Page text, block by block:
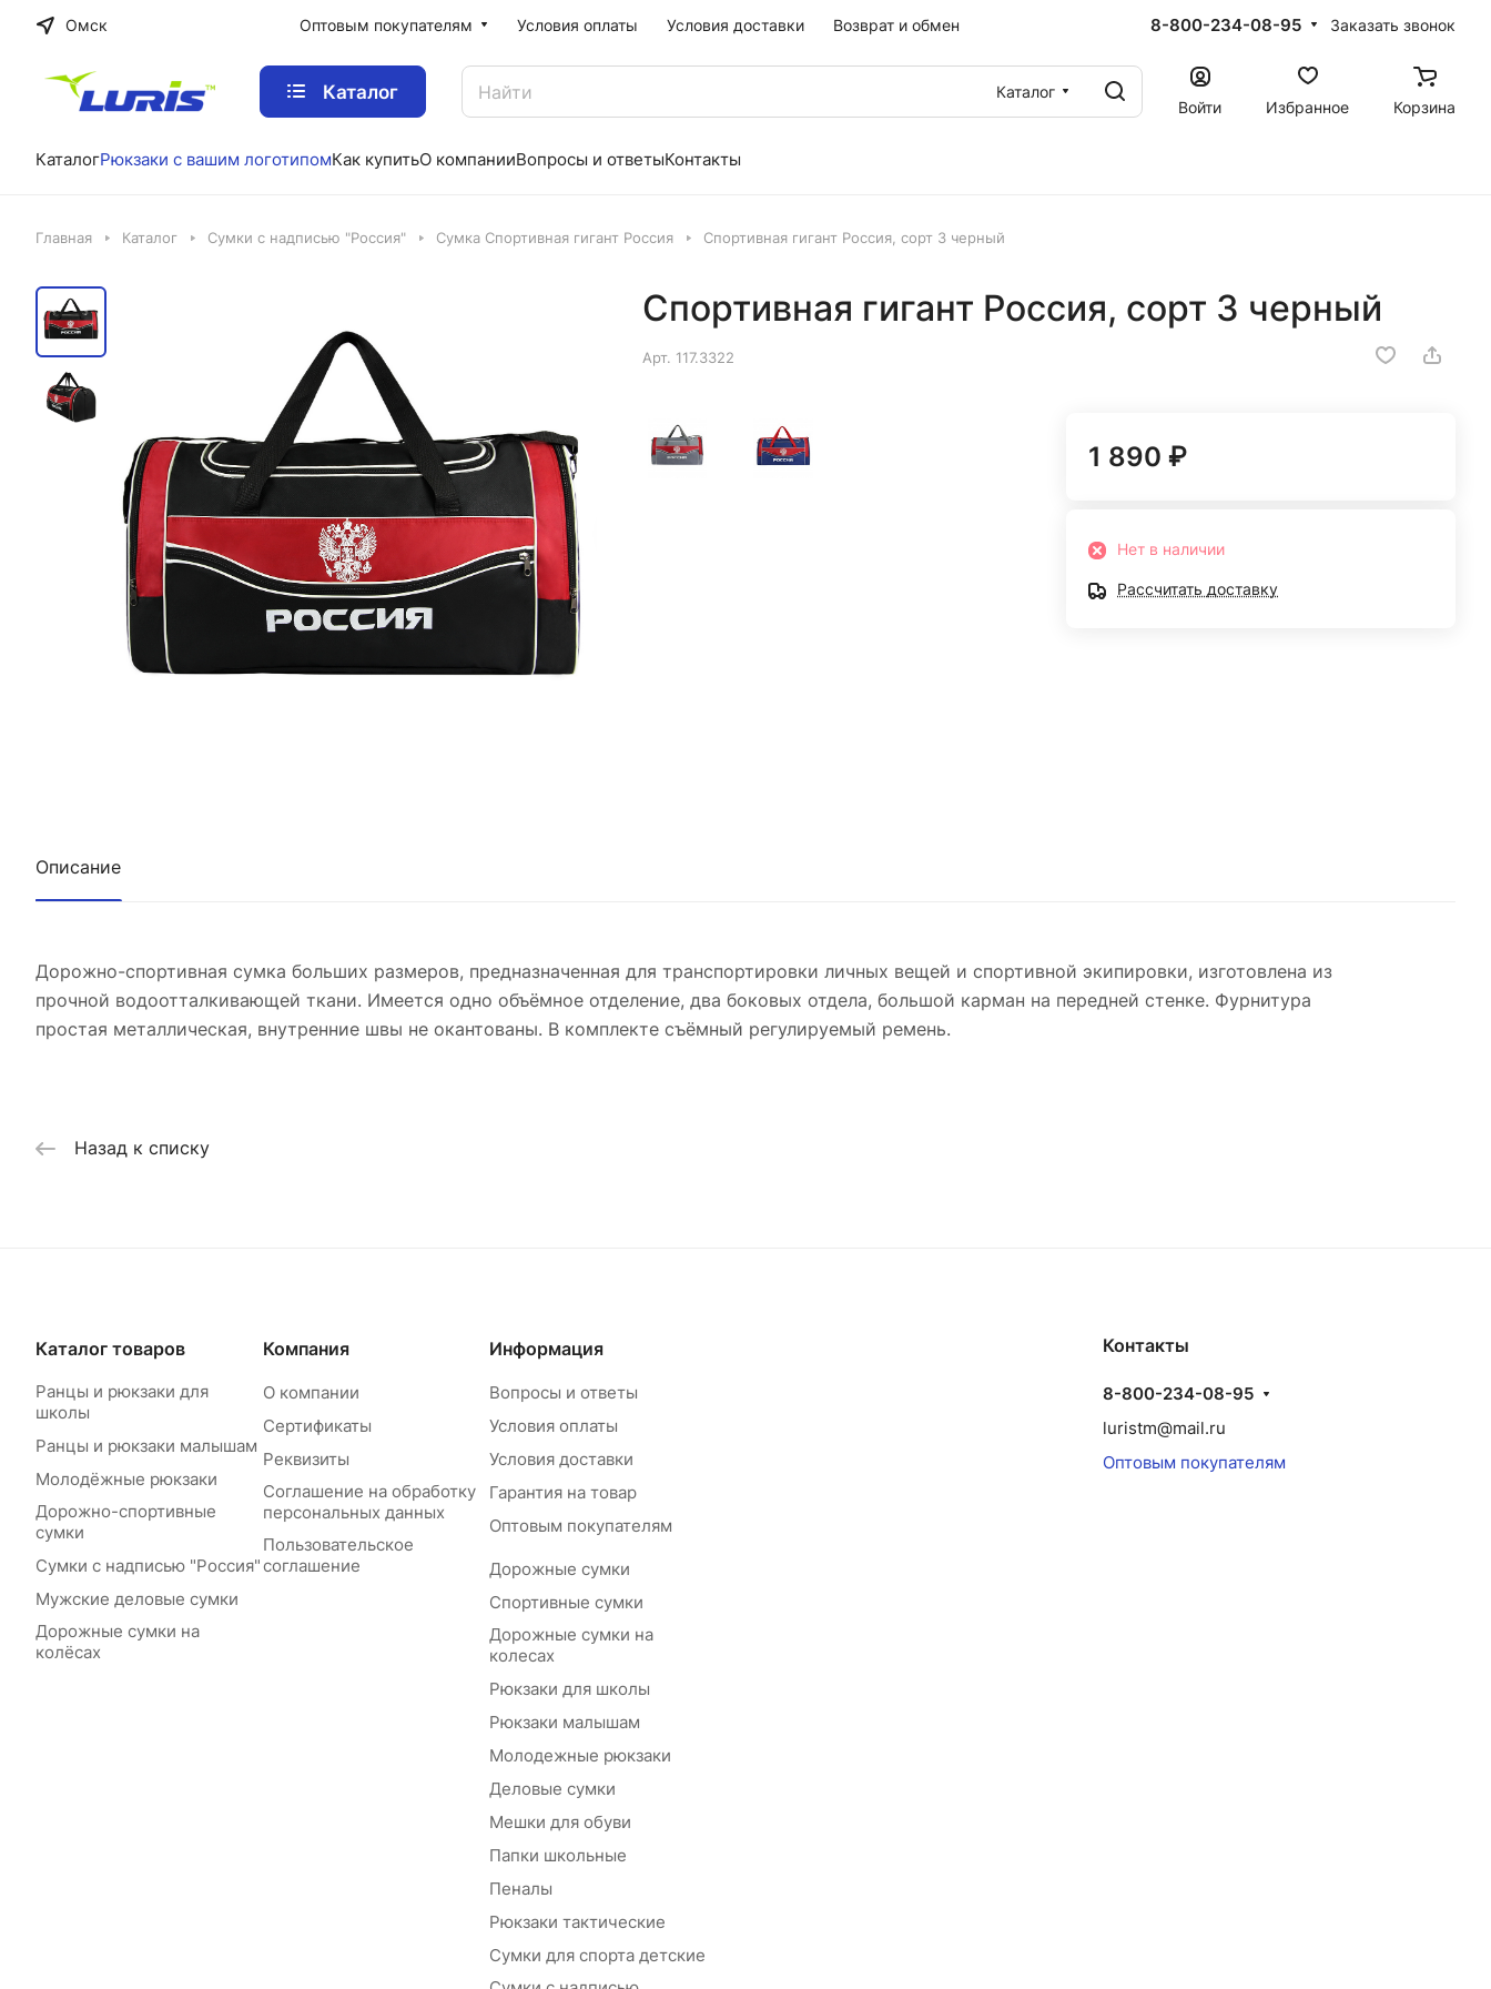
Омск Оптовым покупателям Условия оплаты Условия доставки Возврат и обмен 8-800-234-08-95 Заказать звонок
Каталог
Каталог
Войти
Избранное Корзина
КаталогРюкзаки с вашим логотипомКак купитьО компанииВопросы и ответыКонтакты
Главная Каталог Сумки с надписью "Россия" Сумка Спортивная гигант Россия Спортивная гигант Россия, сорт 3 черный
Спортивная гигант Россия, сорт 3 черный
Арт. 117.3322
1 890 ₽
Нет в наличии
Рассчитать доставку
Описание
Дорожно-спортивная сумка больших размеров, предназначенная для транспортировки личных вещей и спортивной экипировки, изготовлена из
прочной водоотталкивающей ткани. Имеется одно объёмное отделение, два боковых отдела, большой карман на передней стенке. Фурнитура
простая металлическая, внутренние швы не окантованы. В комплекте съёмный регулируемый ремень.
Назад к списку
Каталог товаров
Ранцы и рюкзаки для
школы
Ранцы и рюкзаки малышам
Молодёжные рюкзаки
Дорожно-спортивные
сумки
Сумки с надписью "Россия"
Мужские деловые сумки
Дорожные сумки на
колёсах
Компания
О компании
Сертификаты
Реквизиты
Соглашение на обработку
персональных данных
Пользовательское
соглашение
Информация
Вопросы и ответы
Условия оплаты
Условия доставки
Гарантия на товар
Оптовым покупателям
Дорожные сумки
Спортивные сумки
Дорожные сумки на
колесах
Рюкзаки для школы
Рюкзаки малышам
Молодежные рюкзаки
Деловые сумки
Мешки для обуви
Папки школьные
Пеналы
Рюкзаки тактические
Сумки для спорта детские
Контакты
8-800-234-08-95
luristm@mail.ru
Оптовым покупателям